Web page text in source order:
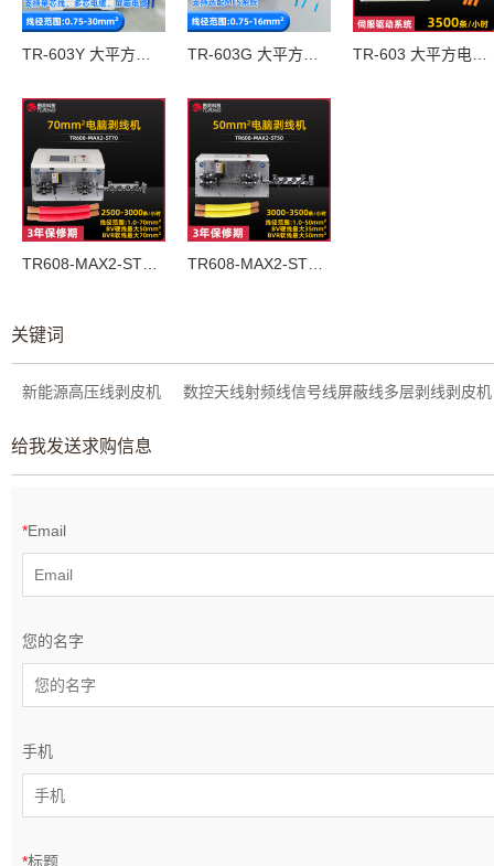
关键词
新能源高压线剥皮机 数控天线射频线信号线屏蔽线多层剥线剥皮机
给我发送求购信息
*Email
您的名字
手机
*标题